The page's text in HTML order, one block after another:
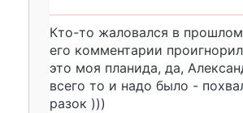
Кто-то жаловался в
его комментарии
это моя планида, да,
всего то и надо было -
разок )))